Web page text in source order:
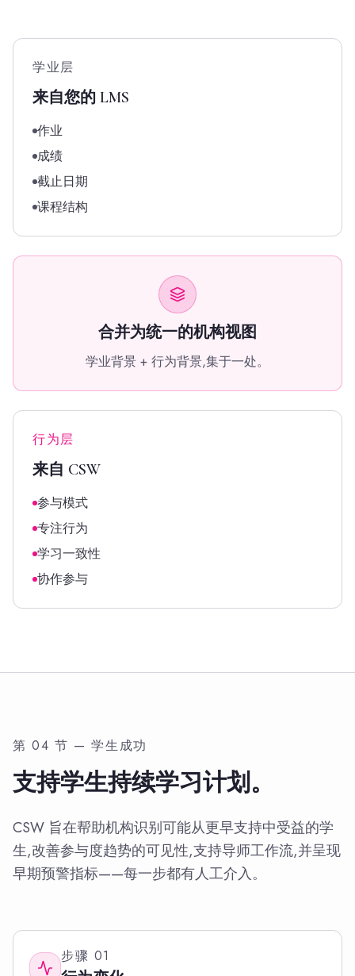
学业层
来自您的 LMS
作业
成绩
截止日期
课程结构
合并为统一的机构视图
学业背景 + 行为背景,集于一处。
行为层
来自 CSW
参与模式
专注行为
学习一致性
协作参与
第 04 节 — 学生成功
支持学生持续学习计划。
CSW 旨在帮助机构识别可能从更早支持中受益的学
生,改善参与度趋势的可见性,支持导师工作流,并呈现
早期预警指标——每一步都有人工介入。
步骤 01